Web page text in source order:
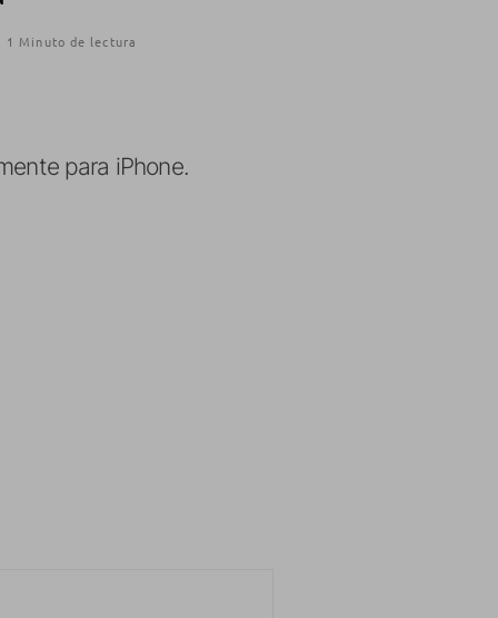
1 Minuto de lectura
para iPhone.